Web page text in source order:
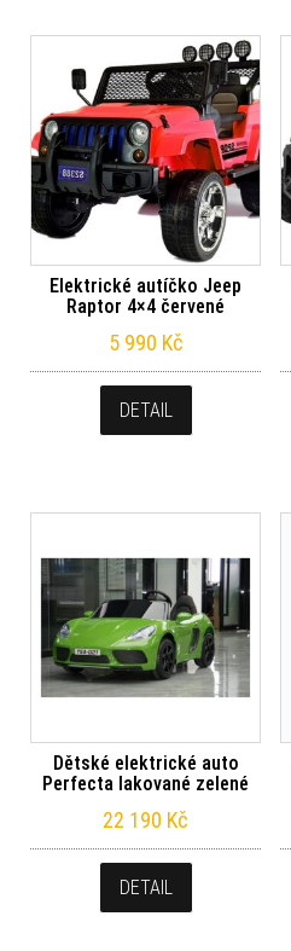
Elektrické autíčko Jeep
Raptor 4×4 červené
5 990 Kč
DETAIL
Dětské elektrické auto
Perfecta lakované zelené
22 190 Kč
DETAIL